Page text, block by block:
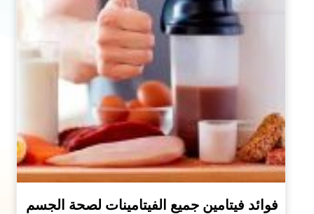
فوائد فيتامين جميع الفيتامينات لصحة الجسم